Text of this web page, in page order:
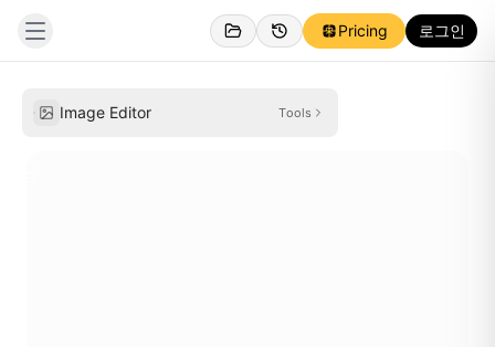
Pricing 로그인
Image Editor Tools
클
릭
여